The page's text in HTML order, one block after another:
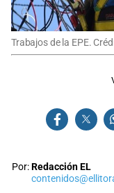
Trabajos de la EPE.
Por:Redacción EL